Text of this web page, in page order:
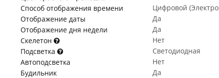
Способ отображения времени
Цифровой
Отображение даты
Да
Отображение дня недели
Да
Скелетон
Нет
Подсветка
Светодиодная
Автоподсветка
Нет
Будильник
Да